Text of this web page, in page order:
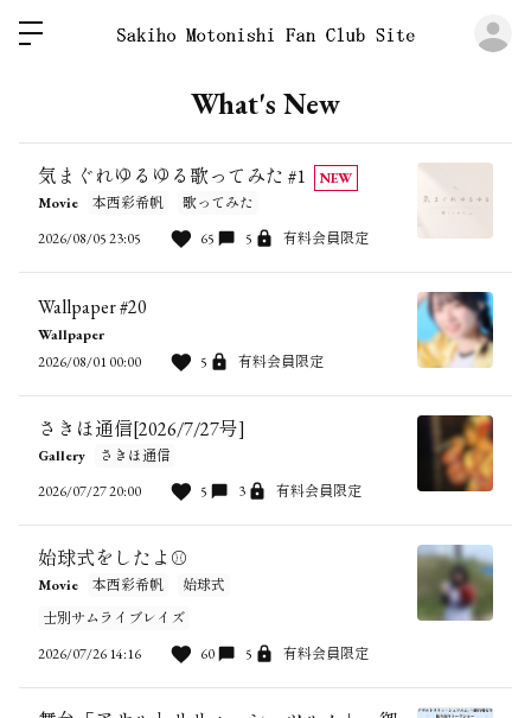
What's New
気まぐれゆるゆる歌ってみた #1
NEW
Movie
本西彩希帆
歌ってみた
2026/08/05 23:05
65 5 有料会員限定
Wallpaper #20
Wallpaper
2026/08/01 00:00
5 有料会員限定
さきほ通信[2026/7/27号]
Gallery
さきほ通信
2026/07/27 20:00
5 3 有料会員限定
始球式をしたよ⚾️
Movie 本西彩希帆
始球式
士別サムライブレイズ
2026/07/26 14:16
60 5 有料会員限定